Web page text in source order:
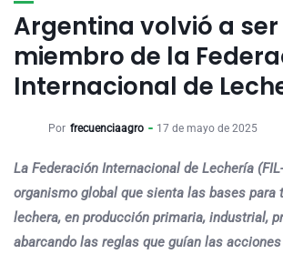
Argentina volvió a ser
miembro de la
Internacional de
Por frecuenciaagro 17 de mayo de 2025
La Federación Internacional de Lechería
organismo global que sienta las bases para
lechera, en producción primaria, industrial,
abarcando las reglas que guían las